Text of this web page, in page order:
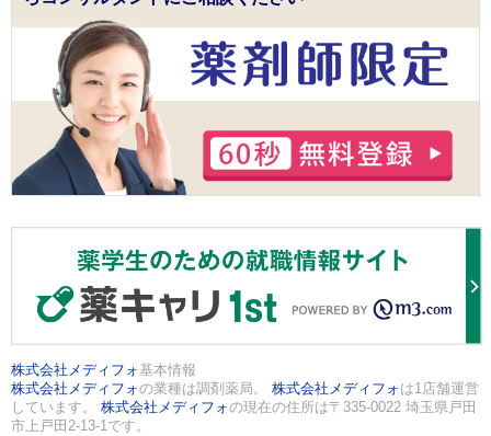
株式会社メディフォ 基本情報
株式会社メディフォの業種は調剤薬局。 株式会社メディフォ は1店舗運営
しています。 株式会社メディフォの現在の住所は〒335-0022 埼玉県戸田
市上戸田2-13-1です。